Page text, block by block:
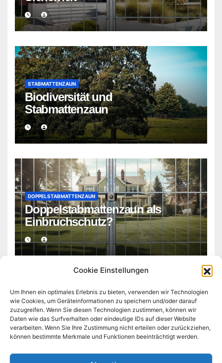
Cookie Einstellungen
Um Ihnen ein optimales Erlebnis zu bieten, verwenden wir Technologien
wie Cookies, um Geräteinformationen zu speichern und/oder darauf
zuzugreifen. Wenn Sie diesen Technologien zustimmen, können wir
Daten wie das Surfverhalten oder eindeutige IDs auf dieser Website
verarbeiten. Wenn Sie Ihre Zustimmung nicht erteilen oder zurückziehen,
können bestimmte Merkmale und Funktionen beeinträchtigt werden.
STABMATTENZAUN
Biodiversität und
Stabmattenzaun
DOPPELSTABMATTENZAUN
Doppelstabmattenzaun als
Einbruchschutz?
doppelstabmattenzaun-